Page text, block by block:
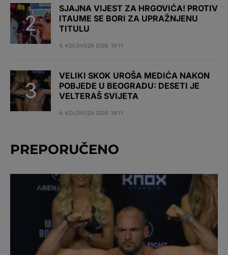
SJAJNA VIJEST ZA HRGOVIĆA! PROTIV
ITAUME SE BORI ZA UPRAŽNJENU
TITULU
4. KOLOVOZA 2026. 10:11
VELIKI SKOK UROŠA MEDIĆA NAKON
POBJEDE U BEOGRADU: DESETI JE
VELTERAŠ SVIJETA
4. KOLOVOZA 2026. 16:11
PREPORUČENO